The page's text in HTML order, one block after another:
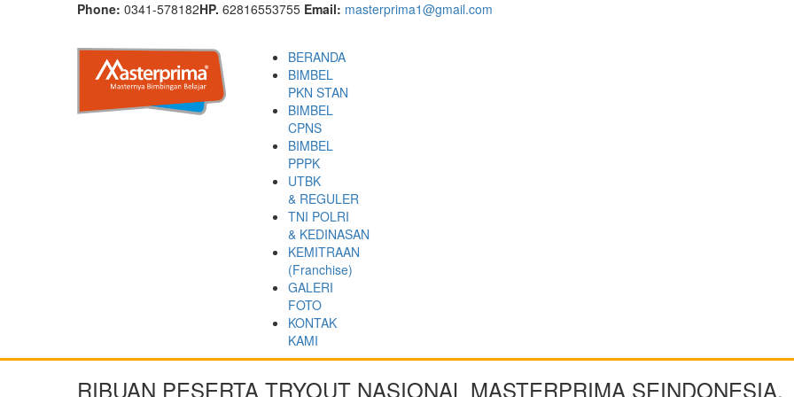
Phone: 0341-578182HP. 62816553755 Email: masterprima1@gmail.com
BERANDA
BIMBEL
PKN STAN
BIMBEL
CPNS
BIMBEL
PPPK
UTBK
& REGULER
TNI POLRI
& KEDINASAN
KEMITRAAN
(Franchise)
GALERI
FOTO
KONTAK
KAMI
RIBUAN PESERTA TRYOUT NASIONAL MASTERPRIMA SEINDONESIA,